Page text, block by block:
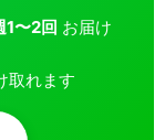
1〜2回 お届け
取れます